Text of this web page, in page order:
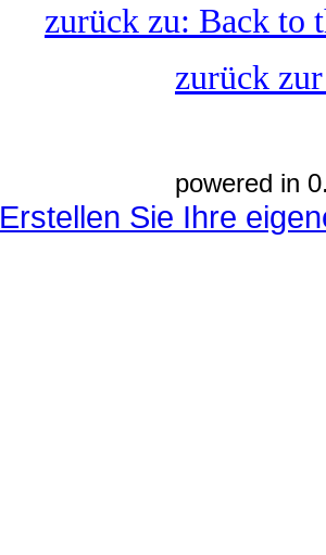
zurück zu: Back to
zurück
powered in
Erstellen Sie Ihre